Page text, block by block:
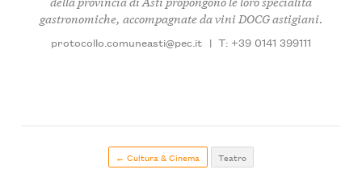
gastronomiche, accompagnate da vini DOCG astigiani.
protocollo.comuneasti@pec.it | T: +39 0141 399111
← Cultura & Cinema Teatro